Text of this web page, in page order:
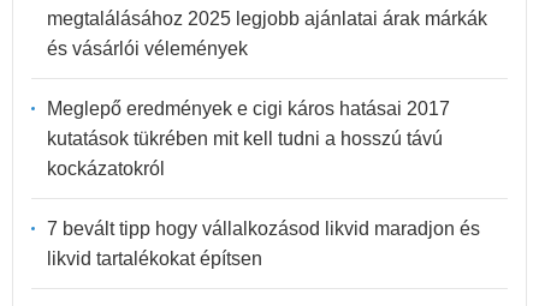
megtalálásához 2025 legjobb ajánlatai árak márkák
és vásárlói vélemények
Meglepő eredmények e cigi káros hatásai 2017
kutatások tükrében mit kell tudni a hosszú távú
kockázatokról
7 bevált tipp hogy vállalkozásod likvid maradjon és
likvid tartalékokat építsen